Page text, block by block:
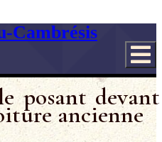
Cambrésis
posant devant
ancienne